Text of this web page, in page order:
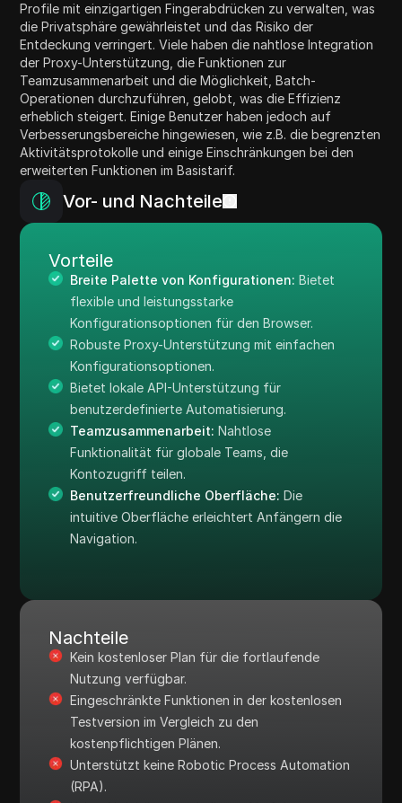
Profile mit einzigartigen Fingerabdrücken zu verwalten, was
die Privatsphäre gewährleistet und das Risiko der
Entdeckung verringert. Viele haben die nahtlose Integration
der Proxy-Unterstützung, die Funktionen zur
Teamzusammenarbeit und die Möglichkeit, Batch-
Operationen durchzuführen, gelobt, was die Effizienz
erheblich steigert. Einige Benutzer haben jedoch auf
Verbesserungsbereiche hingewiesen, wie z.B. die begrenzten
Aktivitätsprotokolle und einige Einschränkungen bei den
erweiterten Funktionen im Basistarif.
Vor- und Nachteile
Vorteile
Breite Palette von Konfigurationen: Bietet
flexible und leistungsstarke
Konfigurationsoptionen für den Browser.
Robuste Proxy-Unterstützung mit einfachen
Konfigurationsoptionen.
Bietet lokale API-Unterstützung für
benutzerdefinierte Automatisierung.
Teamzusammenarbeit: Nahtlose
Funktionalität für globale Teams, die
Kontozugriff teilen.
Benutzerfreundliche Oberfläche: Die
intuitive Oberfläche erleichtert Anfängern die
Navigation.
Nachteile
Kein kostenloser Plan für die fortlaufende
Nutzung verfügbar.
Eingeschränkte Funktionen in der kostenlosen
Testversion im Vergleich zu den
kostenpflichtigen Plänen.
Unterstützt keine Robotic Process Automation
(RPA).